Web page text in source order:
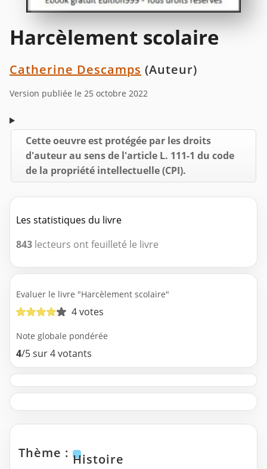
Harcèlement scolaire
Catherine Descamps (Auteur)
Version publiée le 25 octobre 2022
Cette oeuvre est protégée par les droits
d'auteur au sens de l'article L. 111-1 du code
de la propriété intellectuelle (CPI).
Les statistiques du livre
843 lecteurs ont feuilleté le livre
Evaluer le livre "Harcèlement scolaire"
4 votes
Note globale pondérée
4/5 sur 4 votants
Thème : Histoire